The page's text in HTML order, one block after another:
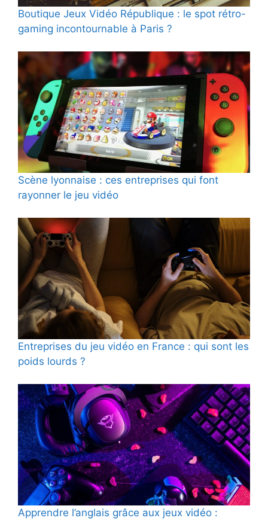
Boutique Jeux Vidéo République : le spot rétro-
gaming incontournable à Paris ?
Scène lyonnaise : ces entreprises qui font
rayonner le jeu vidéo
Entreprises du jeu vidéo en France : qui sont les
poids lourds ?
Apprendre l’anglais grâce aux jeux vidéo :